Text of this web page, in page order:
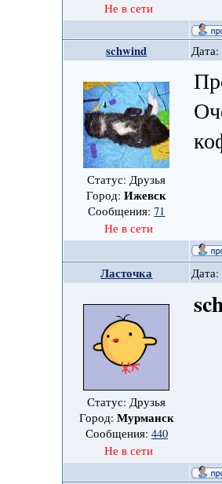
Не в сети
schwind
Статус: Друзья
Город:Ижевск
Сообщения:71
Не в сети
Ласточка
Статус: Друзья
Город: Мурманск
Сообщения: 440
Не в сети